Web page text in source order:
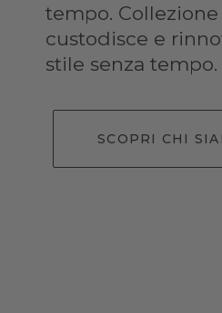
tempo.
custodisce e
stile senza tempo.
SCOPRI CHI